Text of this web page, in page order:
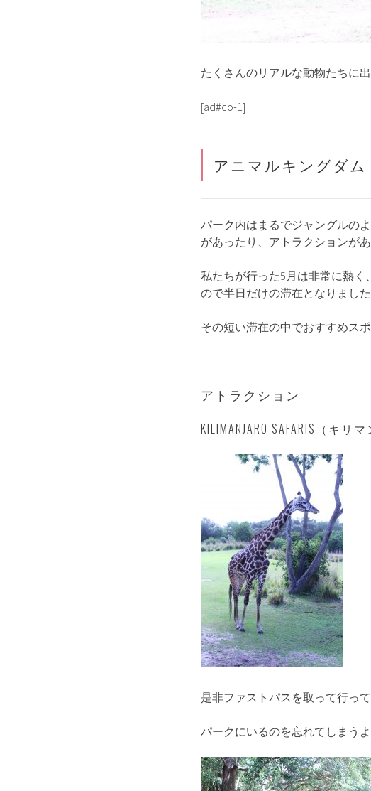
たくさんのリアルな動物たちに
[ad#co-1]
アニマルキングダム
パーク内はまるでジャングルの
があったり、アトラクションが
私たちが行った5月は非常に熱
ので半日だけの滞在となりました
その短い滞在の中でおすすめス
アトラクション
KILIMANJARO SAFARIS（キリ
是非ファストパスを取って行っ
パークにいるのを忘れてしまう